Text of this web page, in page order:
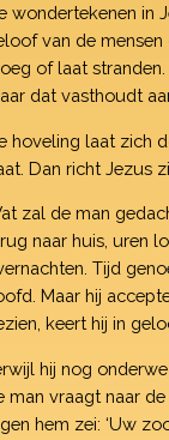
wondertekenen in
van de mensen
of laat
dat vasthoudt
hoveling laat zich
Dan richt Jezus
zal de man
naar huis, uren
Tijd
Maar hij
keert hij in
hij nog
man vraagt naar
hem zei: ‘Uw